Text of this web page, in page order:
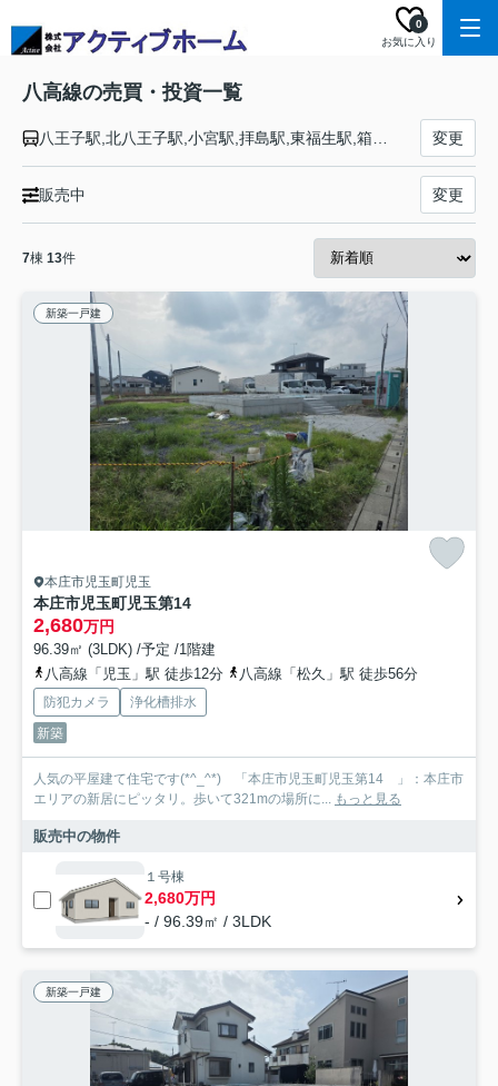
お気に入り
0
八高線の売買・投資一覧
変更
販売中 変更
7棟 13件
新築一戸建
本庄市児玉町児玉
本庄市児玉町児玉第14
2,680万円
96.39㎡ (3LDK) /予定 /1階建
八高線「児玉」駅 徒歩12分
八高線「松久」駅 徒歩56分
防犯カメラ
浄化槽排水
新築
人気の平屋建て住宅です(*^_^*) 「本庄市児玉町児玉第14 」：本庄市
エリアの新居にピッタリ。歩いて321mの場所に... もっと見る
販売中の物件
１号棟
2,680万円
- / 96.39㎡ / 3LDK
新築一戸建